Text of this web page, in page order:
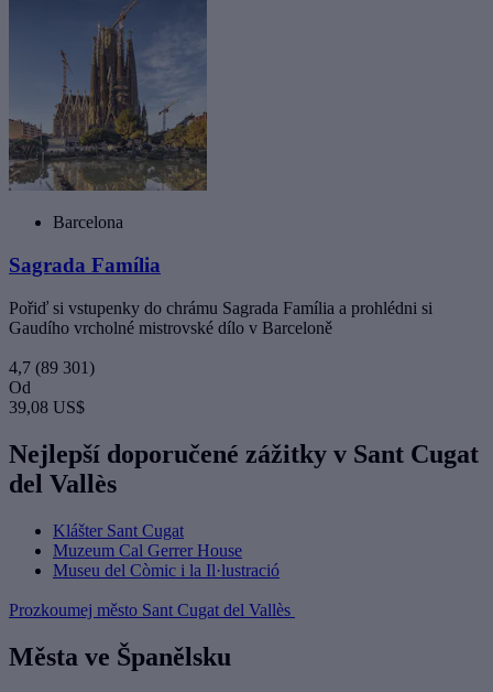
Barcelona
Sagrada Família
Pořiď si vstupenky do chrámu Sagrada Família a prohlédni si
Gaudího vrcholné mistrovské dílo v Barceloně
4,7 (89 301)
Od
39,08 US$
Nejlepší doporučené zážitky v Sant Cugat
del Vallès
Klášter Sant Cugat
Muzeum Cal Gerrer House
Museu del Còmic i la Il·lustració
Prozkoumej město Sant Cugat del Vallès
Města ve Španělsku